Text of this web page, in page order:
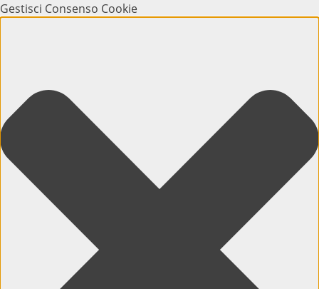
Gestisci Consenso Cookie